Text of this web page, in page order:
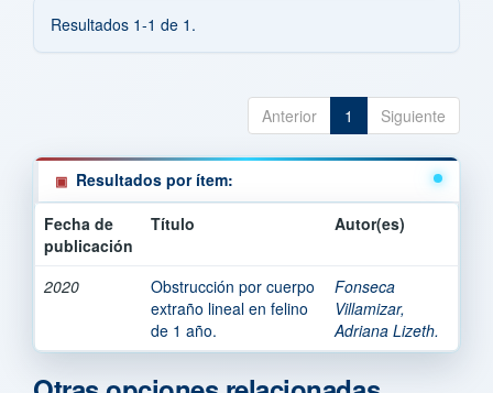
Resultados 1-1 de 1.
Anterior 1 Siguiente
Resultados por ítem:
Fecha de
publicación
Título Autor(es)
2020
Obstrucción por cuerpo
extraño lineal en felino
de 1 año.
Fonseca
Villamizar,
Adriana Lizeth.